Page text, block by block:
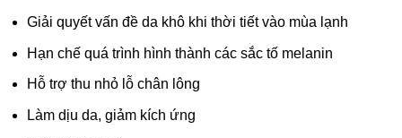
Giải quyết vấn đề da khô khi thời tiết vào mùa lạnh
Hạn chế quá trình hình thành các sắc tố melanin
Hỗ trợ thu nhỏ lỗ chân lông
Làm dịu da, giảm kích ứng